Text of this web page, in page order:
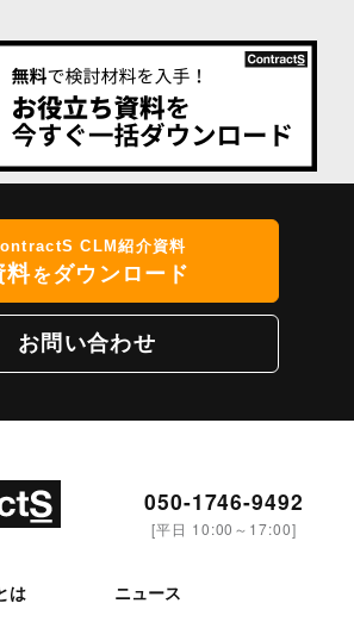
CLM紹介資料
料をダウンロード
お問い合わせ
050-1746-9492
[平日 10:00～17:00]
は ニュース